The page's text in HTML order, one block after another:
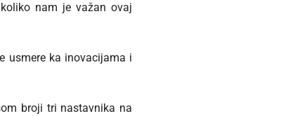
nam je važan ovaj
usmere ka inovacijama i
broji tri nastavnika na